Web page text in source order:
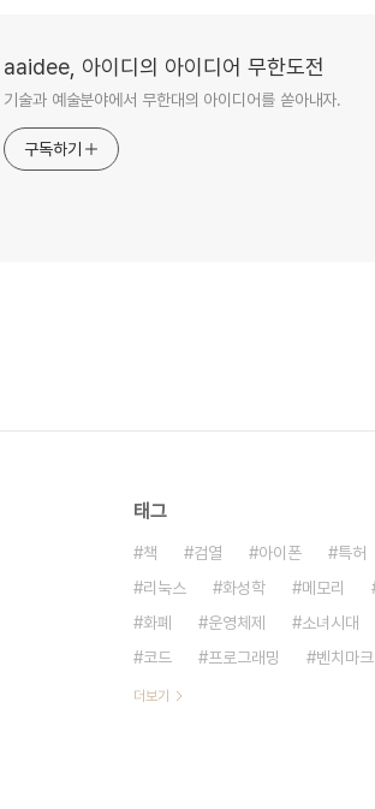
aaidee, 아이디의 아이디어 무한도전
기술과 예술분야에서 무한대의 아이디어를 쏟아내자.
구독하기
태그
책 검열 아이폰 특허
리눅스
화성학 메모리
화폐
운영체제 소녀시대
코드
프로그래밍 벤치마크
더보기